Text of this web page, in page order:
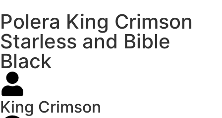
Polera King Crimson
Starless and Bible
Black
King Crimson